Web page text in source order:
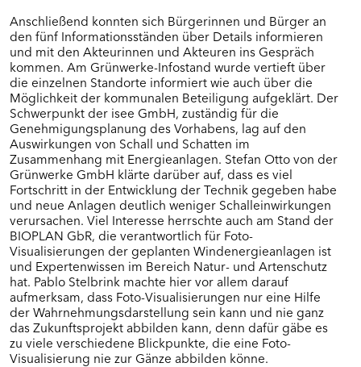
Anschließend konnten sich Bürgerinnen und Bürger an
den fünf Informationsständen über Details informieren
und mit den Akteurinnen und Akteuren ins Gespräch
kommen. Am Grünwerke-Infostand wurde vertieft über
die einzelnen Standorte informiert wie auch über die
Möglichkeit der kommunalen Beteiligung aufgeklärt. Der
Schwerpunkt der isee GmbH, zuständig für die
Genehmigungsplanung des Vorhabens, lag auf den
Auswirkungen von Schall und Schatten im
Zusammenhang mit Energieanlagen. Stefan Otto von der
Grünwerke GmbH klärte darüber auf, dass es viel
Fortschritt in der Entwicklung der Technik gegeben habe
und neue Anlagen deutlich weniger Schalleinwirkungen
verursachen. Viel Interesse herrschte auch am Stand der
BIOPLAN GbR, die verantwortlich für Foto-
Visualisierungen der geplanten Windenergieanlagen ist
und Expertenwissen im Bereich Natur- und Artenschutz
hat. Pablo Stelbrink machte hier vor allem darauf
aufmerksam, dass Foto-Visualisierungen nur eine Hilfe
der Wahrnehmungsdarstellung sein kann und nie ganz
das Zukunftsprojekt abbilden kann, denn dafür gäbe es
zu viele verschiedene Blickpunkte, die eine Foto-
Visualisierung nie zur Gänze abbilden könne.